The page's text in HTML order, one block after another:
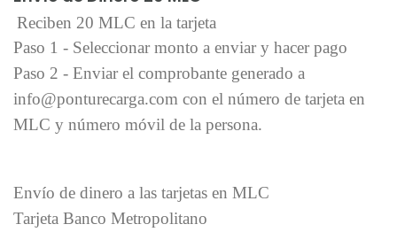
Reciben 20 MLC en la tarjeta
Paso 1 - Seleccionar monto a enviar y hacer pago
Paso 2 - Enviar el comprobante generado a
info@ponturecarga.com con el número de tarjeta en
MLC y número móvil de la persona.
Envío de dinero a las tarjetas en MLC
Tarjeta Banco Metropolitano